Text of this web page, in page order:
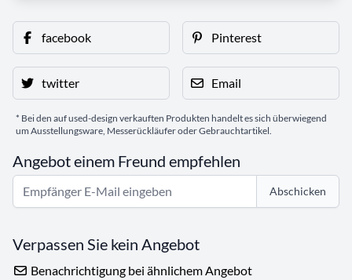
facebook Pinterest
twitter Email
* Bei den auf used-design verkauften Produkten handelt es sich überwiegend
um Ausstellungsware, Messerückläufer oder Gebrauchtartikel.
Angebot einem Freund empfehlen
Abschicken
Verpassen Sie kein Angebot
Benachrichtigung bei ähnlichem Angebot